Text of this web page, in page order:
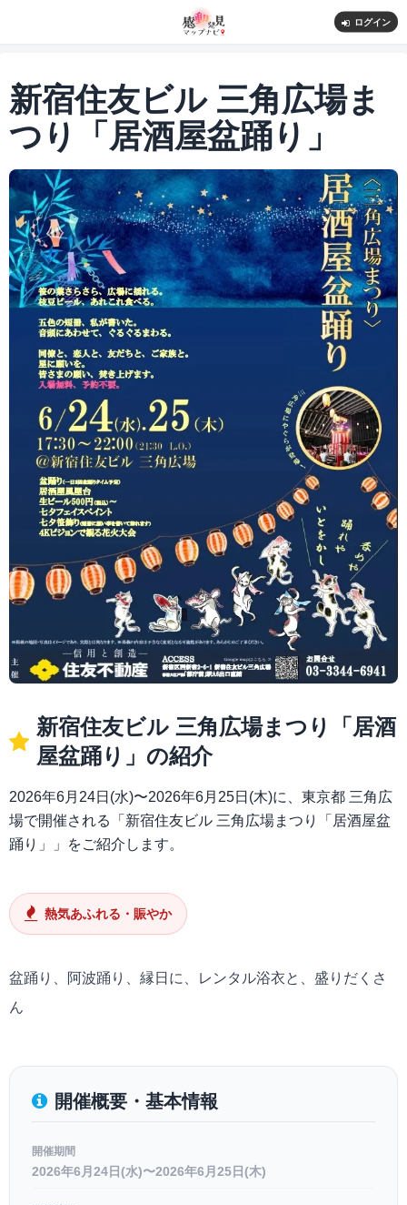
ログイン
新宿住友ビル 三角広場ま
つり「居酒屋盆踊り」
新宿住友ビル 三角広場まつり「居酒
屋盆踊り」の紹介
2026年6月24日(水)〜2026年6月25日(木)に、東京都 三角広
場で開催される「新宿住友ビル 三角広場まつり「居酒屋盆
踊り」」をご紹介します。
熱気あふれる・賑やか
盆踊り、阿波踊り、縁日に、レンタル浴衣と、盛りだくさ
ん
開催概要・基本情報
開催期間
2026年6月24日(水)〜2026年6月25日(木)